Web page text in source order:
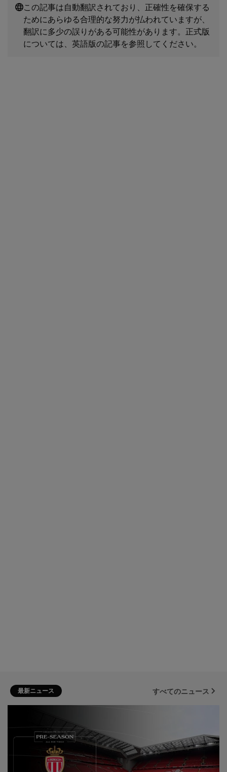
この記事は自動翻訳されており、正確性を確保する
ためにあらゆる合理的な努力が払われていますが、
翻訳に多少の誤りがある可能性があります。正式版
については、英語版の記事を参照してください。
最新ニュース すべてのニュース